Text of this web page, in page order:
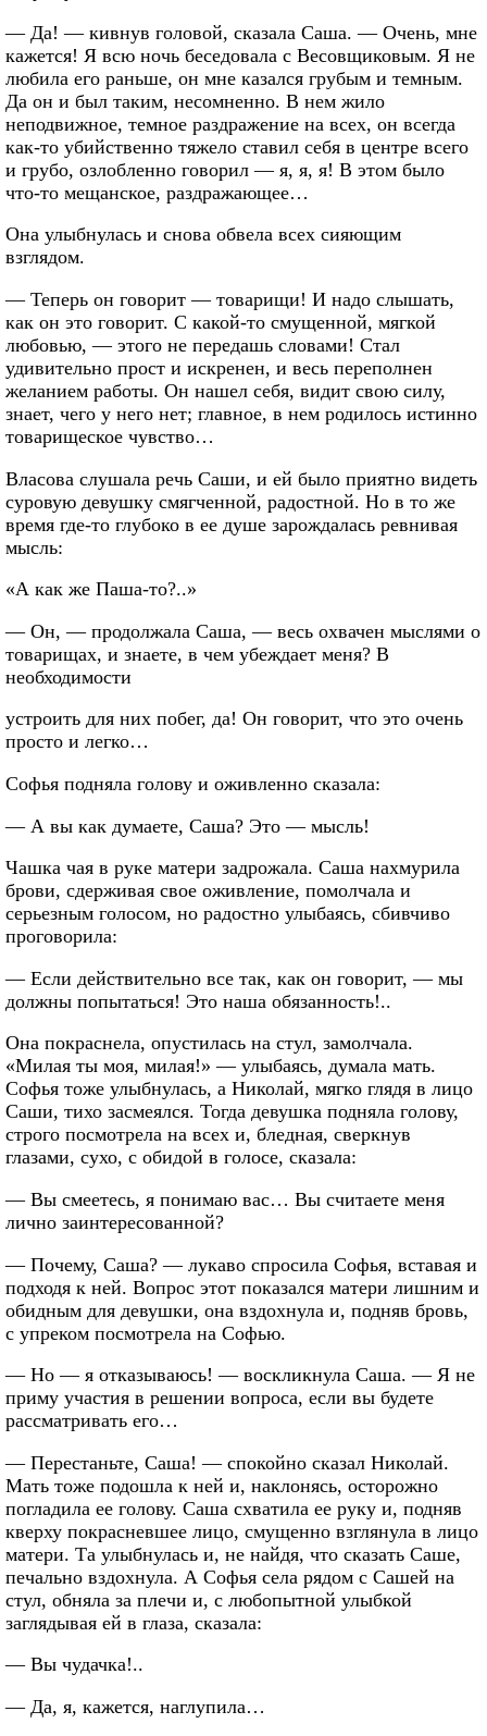
— Да! — кивнув головой, сказала Саша. — Очень, мне
кажется! Я всю ночь беседовала с Весовщиковым. Я не
любила его раньше, он мне казался грубым и темным.
Да он и был таким, несомненно. В нем жило
неподвижное, темное раздражение на всех, он всегда
как-то убийственно тяжело ставил себя в центре всего
и грубо, озлобленно говорил — я, я, я! В этом было
что-то мещанское, раздражающее…
Она улыбнулась и снова обвела всех сияющим
взглядом.
— Теперь он говорит — товарищи! И надо слышать,
как он это говорит. С какой-то смущенной, мягкой
любовью, — этого не передашь словами! Стал
удивительно прост и искренен, и весь переполнен
желанием работы. Он нашел себя, видит свою силу,
знает, чего у него нет; главное, в нем родилось истинно
товарищеское чувство…
Власова слушала речь Саши, и ей было приятно видеть
суровую девушку смягченной, радостной. Но в то же
время где-то глубоко в ее душе зарождалась ревнивая
мысль:
«А как же Паша-то?..»
— Он, — продолжала Саша, — весь охвачен мыслями о
товарищах, и знаете, в чем убеждает меня? В
необходимости
устроить для них побег, да! Он говорит, что это очень
просто и легко…
Софья подняла голову и оживленно сказала:
— А вы как думаете, Саша? Это — мысль!
Чашка чая в руке матери задрожала. Саша нахмурила
брови, сдерживая свое оживление, помолчала и
серьезным голосом, но радостно улыбаясь, сбивчиво
проговорила:
— Если действительно все так, как он говорит, — мы
должны попытаться! Это наша обязанность!..
Она покраснела, опустилась на стул, замолчала.
«Милая ты моя, милая!» — улыбаясь, думала мать.
Софья тоже улыбнулась, а Николай, мягко глядя в лицо
Саши, тихо засмеялся. Тогда девушка подняла голову,
строго посмотрела на всех и, бледная, сверкнув
глазами, сухо, с обидой в голосе, сказала:
— Вы смеетесь, я понимаю вас… Вы считаете меня
лично заинтересованной?
— Почему, Саша? — лукаво спросила Софья, вставая и
подходя к ней. Вопрос этот показался матери лишним и
обидным для девушки, она вздохнула и, подняв бровь,
с упреком посмотрела на Софью.
— Но — я отказываюсь! — воскликнула Саша. — Я не
приму участия в решении вопроса, если вы будете
рассматривать его…
— Перестаньте, Саша! — спокойно сказал Николай.
Мать тоже подошла к ней и, наклонясь, осторожно
погладила ее голову. Саша схватила ее руку и, подняв
кверху покрасневшее лицо, смущенно взглянула в лицо
матери. Та улыбнулась и, не найдя, что сказать Саше,
печально вздохнула. А Софья села рядом с Сашей на
стул, обняла за плечи и, с любопытной улыбкой
заглядывая ей в глаза, сказала:
— Вы чудачка!..
— Да, я, кажется, наглупила…